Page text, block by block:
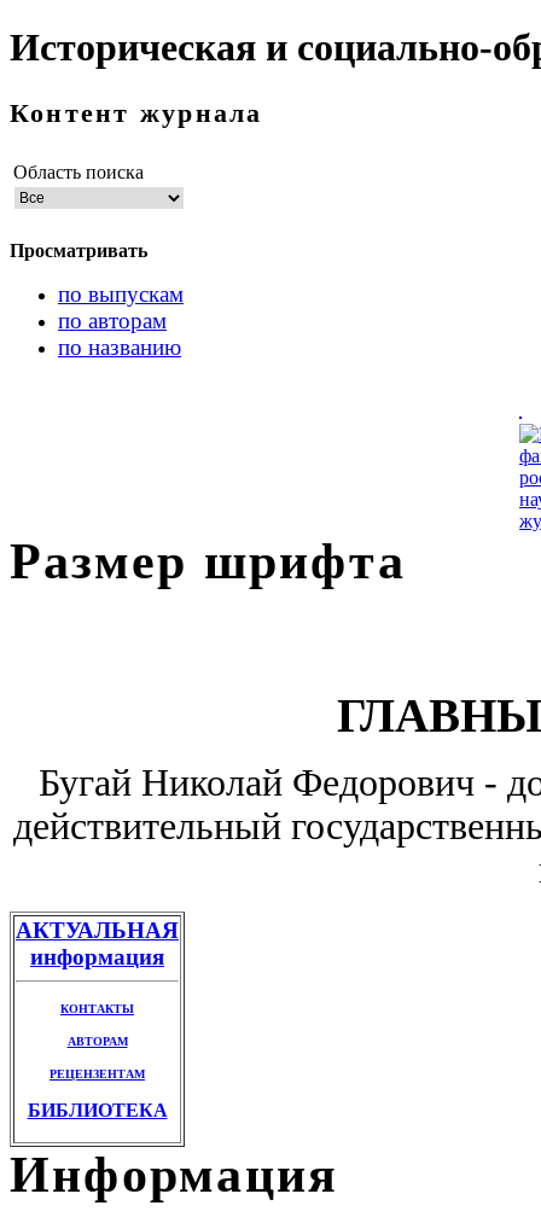
Историческая и социально-
Контент журнала
Область поиска
Просматривать
по выпускам
по авторам
по названию
Размер шрифта
Бугай Николай Федорович -
действительный
АКТУАЛЬНАЯ
информация
КОНТАКТЫ
АВТОРАМ
РЕЦЕНЗЕНТАМ
БИБЛИОТЕКА
Информация